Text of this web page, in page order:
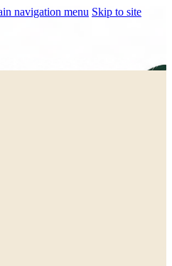
navigation menu Skip to site